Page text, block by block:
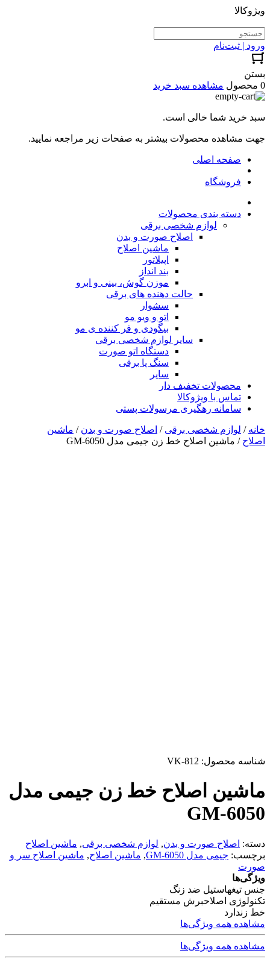
ویژوکالا
ورود | ثبت‌نام
بستن
0 محصول
مشاهده سبد خرید
سبد خرید شما خالی است.
جهت مشاهده محصولات بیشتر به صفحات زیر مراجعه نمایید.
صفحه اصلی
فروشگاه
دسته بندی محصولات
لوازم شخصی برقی
اصلاح صورت و بدن
ماشین اصلاح
اپیلاتور
بند انداز
موزن گوش، بینی و ابرو
حالت دهنده های برقی
سشوار
اتو و ویو مو
بیگودی و فر کننده ی مو
سایر لوازم شخصی برقی
دستگاه اتو صورت
سنگ پا برقی
سایر
محصولات تخفیف دار
تماس با ویژوکالا
سامانه رهگیری مرسولات پستی
خانه / لوازم شخصی برقی / اصلاح صورت و بدن / ماشین
اصلاح / ماشین اصلاح خط زن جیمی مدل GM-6050
شناسه محصول: VK-812
ماشین اصلاح خط زن جیمی مدل
GM-6050
دسته: اصلاح صورت و بدن, لوازم شخصی برقی, ماشین اصلاح
برچسب: جیمی مدل GM-6050 , ماشین اصلاح, ماشین اصلاح سر و
صورت
ویژگی‌ها
جنس تیغهاستیل ضد زنگ
تکنولوژی اصلاحبرش مستقیم
خط زندارد
مشاهده همه ویژگی‌ها
مشاهده همه ویژگی‌ها